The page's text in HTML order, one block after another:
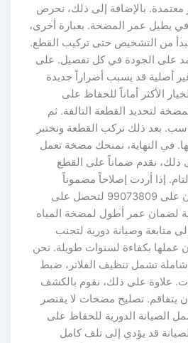
معتمدة. بالإضافة إلى ذلك، نحرص
يطيل عمر المضخة. بعبارة أخرى،
من التشخيص حتى تركيب القطع.
على الجودة في كل تفصيل. على
أصلية قد يسبب أضراراً جديدة
الأكثر أماناً للحفاظ على
لتحديد القطعة التالفة. ثم
بعد ذلك نركب القطعة ونختبر
في النهاية، نمنحك مضخة تعمل
ذلك، نقدم ضماناً على القطع
إذا أردت إصلاحاً مضموناً
بمكونات أصلية اتصل الآن على 99073809 لتحصل على
لضمان عمر أطول لمضخة المياه
متابعة وصيانة دورية لتجنب
عملها بكفاءة لسنوات طويلة. نحن
شاملة تشمل تنظيف الفلاتر، ضبط
علاوة على ذلك، نقوم بالكشف
يتفاقم. تصليح مضخات لا يقتصر
الصيانة الدورية للحفاظ على
قد يؤدي إلى تلف كامل